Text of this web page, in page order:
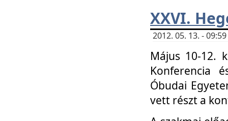
XXVI.
2012. 05. 13. -
Május 10-12.
Konferencia
Óbudai
vett részt a